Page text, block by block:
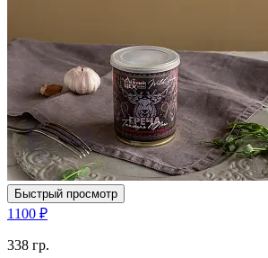
Быстрый просмотр
1100 ₽
338 гр.